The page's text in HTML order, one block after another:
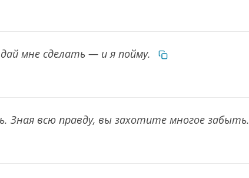
мне сделать — и я пойму.
всю правду, вы захотите многое забыть.